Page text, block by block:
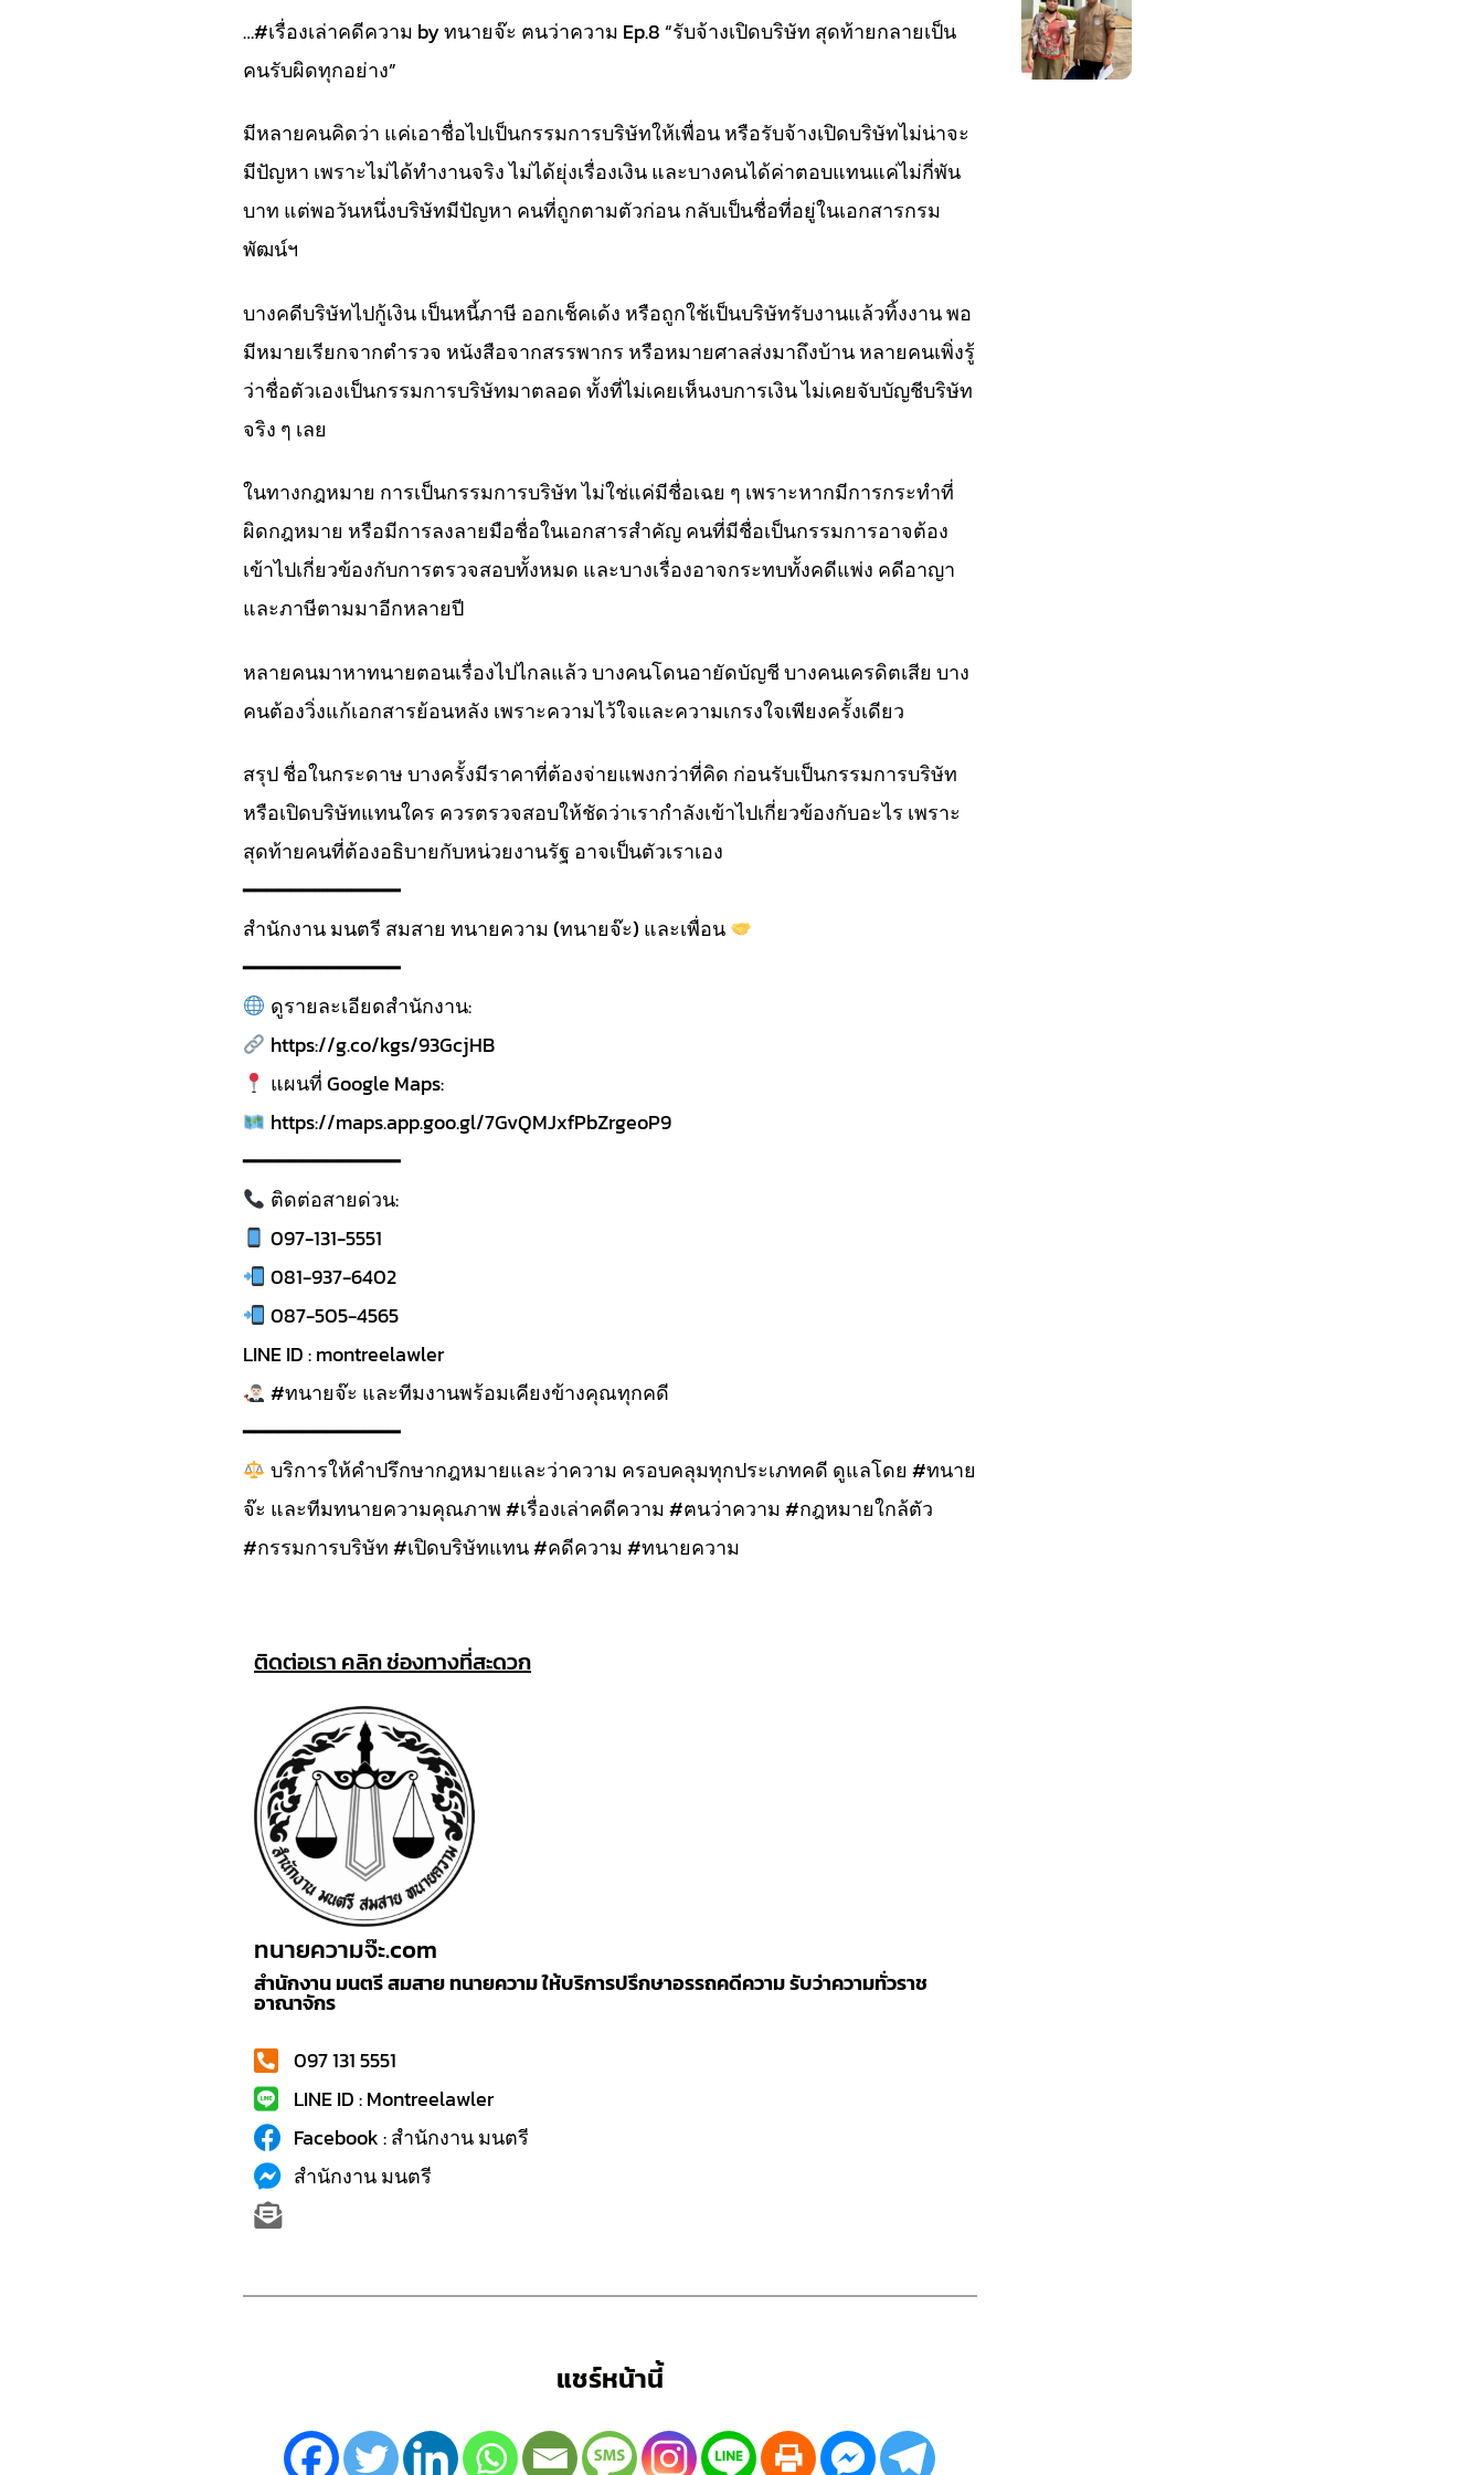
…#เรื่องเล่าคดีความ by ทนายจ๊ะ ฅนว่าความ Ep.8 “รับจ้างเปิดบริษัท สุดท้ายกลายเป็น
คนรับผิดทุกอย่าง”
มีหลายคนคิดว่า แค่เอาชื่อไปเป็นกรรมการบริษัทให้เพื่อน หรือรับจ้างเปิดบริษัทไม่น่าจะ
มีปัญหา เพราะไม่ได้ทำงานจริง ไม่ได้ยุ่งเรื่องเงิน และบางคนได้ค่าตอบแทนแค่ไม่กี่พัน
บาท แต่พอวันหนึ่งบริษัทมีปัญหา คนที่ถูกตามตัวก่อน กลับเป็นชื่อที่อยู่ในเอกสารกรม
พัฒน์ฯ
บางคดีบริษัทไปกู้เงิน เป็นหนี้ภาษี ออกเช็คเด้ง หรือถูกใช้เป็นบริษัทรับงานแล้วทิ้งงาน พอ
มีหมายเรียกจากตำรวจ หนังสือจากสรรพากร หรือหมายศาลส่งมาถึงบ้าน หลายคนเพิ่งรู้
ว่าชื่อตัวเองเป็นกรรมการบริษัทมาตลอด ทั้งที่ไม่เคยเห็นงบการเงิน ไม่เคยจับบัญชีบริษัท
จริง ๆ เลย
ในทางกฎหมาย การเป็นกรรมการบริษัท ไม่ใช่แค่มีชื่อเฉย ๆ เพราะหากมีการกระทำที่
ผิดกฎหมาย หรือมีการลงลายมือชื่อในเอกสารสำคัญ คนที่มีชื่อเป็นกรรมการอาจต้อง
เข้าไปเกี่ยวข้องกับการตรวจสอบทั้งหมด และบางเรื่องอาจกระทบทั้งคดีแพ่ง คดีอาญา
และภาษีตามมาอีกหลายปี
หลายคนมาหาทนายตอนเรื่องไปไกลแล้ว บางคนโดนอายัดบัญชี บางคนเครดิตเสีย บาง
คนต้องวิ่งแก้เอกสารย้อนหลัง เพราะความไว้ใจและความเกรงใจเพียงครั้งเดียว
สรุป ชื่อในกระดาษ บางครั้งมีราคาที่ต้องจ่ายแพงกว่าที่คิด ก่อนรับเป็นกรรมการบริษัท
หรือเปิดบริษัทแทนใคร ควรตรวจสอบให้ชัดว่าเรากำลังเข้าไปเกี่ยวข้องกับอะไร เพราะ
สุดท้ายคนที่ต้องอธิบายกับหน่วยงานรัฐ อาจเป็นตัวเราเอง
━━━━━━━━━━━━━
สำนักงาน มนตรี สมสาย ทนายความ (ทนายจ๊ะ) และเพื่อน
━━━━━━━━━━━━━
ดูรายละเอียดสำนักงาน:
https://g.co/kgs/93GcjHB
แผนที่ Google Maps:
https://maps.app.goo.gl/7GvQMJxfPbZrgeoP9
━━━━━━━━━━━━━
ติดต่อสายด่วน:
097-131-5551
081-937-6402
087-505-4565
LINE ID : montreelawler
#ทนายจ๊ะ และทีมงานพร้อมเคียงข้างคุณทุกคดี
━━━━━━━━━━━━━
บริการให้คำปรึกษากฎหมายและว่าความ ครอบคลุมทุกประเภทคดี ดูแลโดย #ทนาย
จ๊ะ และทีมทนายความคุณภาพ #เรื่องเล่าคดีความ #ฅนว่าความ #กฎหมายใกล้ตัว
#กรรมการบริษัท #เปิดบริษัทแทน #คดีความ #ทนายความ
ติดต่อเรา คลิก ช่องทางที่สะดวก
ทนายความจ๊ะ.com
สำนักงาน มนตรี สมสาย ทนายความ ให้บริการปรึกษาอรรถคดีความ รับว่าความทั่วราช
อาณาจักร
097 131 5551
LINE ID : Montreelawler
Facebook : สำนักงาน มนตรี
สำนักงาน มนตรี
แชร์หน้านี้